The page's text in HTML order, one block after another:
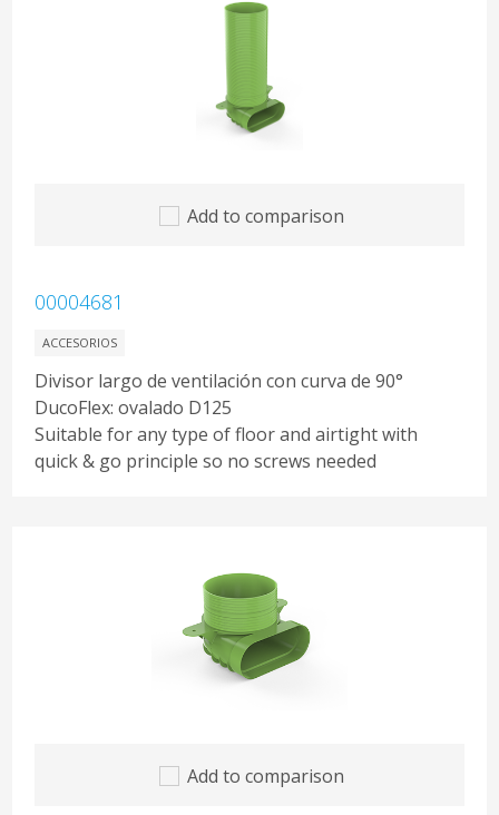
Add to comparison
00004681
ACCESORIOS
Divisor largo de ventilación con curva de 90°
DucoFlex: ovalado D125
Suitable for any type of floor and airtight with
quick & go principle so no screws needed
Add to comparison